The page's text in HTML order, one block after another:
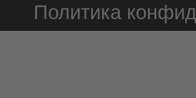
Политика